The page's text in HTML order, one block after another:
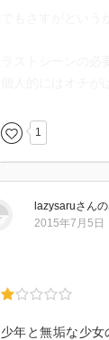
1
lazysaruさん
2015年7月5日
少年と無垢な少